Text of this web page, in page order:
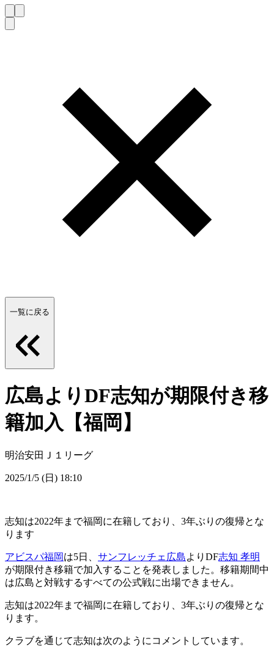
一覧に戻る
広島よりDF志知が期限付き移
籍加入【福岡】
明治安田Ｊ１リーグ
2025/1/5 (日) 18:10
志知は2022年まで福岡に在籍しており、3年ぶりの復帰とな
ります
アビスパ福岡は5日、 サンフレッチェ広島よりDF志知 孝明
が期限付き移籍で加入することを発表しました。移籍期間中
は広島と対戦するすべての公式戦に出場できません。
志知は2022年まで福岡に在籍しており、3年ぶりの復帰とな
ります。
クラブを通じて志知は次のようにコメントしています。